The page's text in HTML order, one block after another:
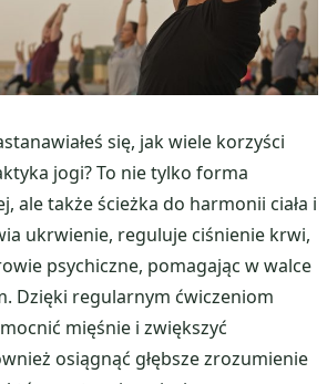
się, jak wiele korzyści
jogi? To nie tylko forma
ale także ścieżka do harmonii ciała i
ukrwienie, reguluje ciśnienie krwi,
psychiczne, pomagając w walce
Dzięki regularnym ćwiczeniom
mięśnie i zwiększyć
osiągnąć głębsze zrozumienie